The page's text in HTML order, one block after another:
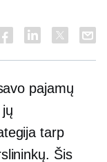
pajamų
tarp
Šis